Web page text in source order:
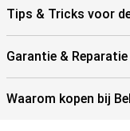
ziet. Wacht tot de
drukt.
Tips & Tricks voor
Garantie & Reparatie
Waarom kopen bij